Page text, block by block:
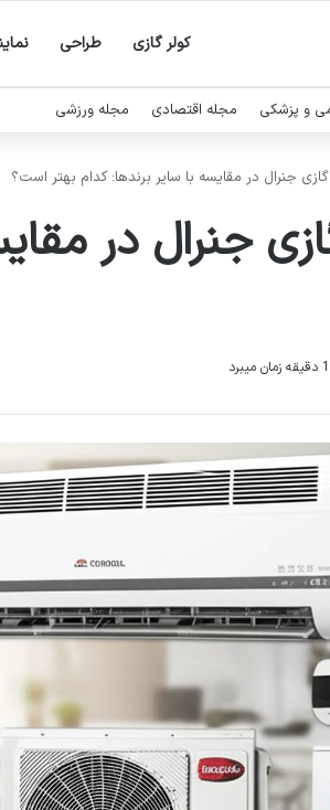
کولر گازی طراحی
و پزشکی مجله اقتصادی مجله ورزشی
جنرال در مقایسه با سایر برندها: کدام بهتر است؟
جنرال در